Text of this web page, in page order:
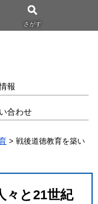
さがす
報
合わせ
> 戦後道徳教育を築い
々と21世紀